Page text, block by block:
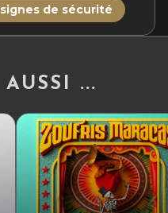
de sécurité
...